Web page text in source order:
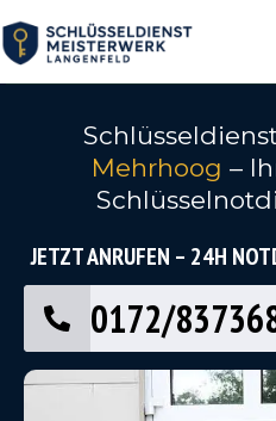
Mehrhoog –
JETZT ANRUFEN – 24H
0172/